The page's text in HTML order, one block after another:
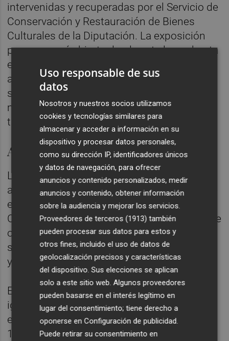
intervenidas y recuperadas por el Servicio de
Conservación y Restauración de Bienes
Culturales de la Diputación. La exposición
permanecerá abierta desde este lunes hasta
el próximo mes de julio. El horario de
apertura en ambas sedes será de lunes a
sábado de 11.30 a 13.30 horas por la
mañana y de 17.30 a 20.30 horas por la
tarde.
Antigua iglesia de San Miguel
La antigua iglesia de San Miguel, construida
a finales del siglo XVII y que acoge la sala de
exposiciones San Miguel de la Fundación
Caja Castellón, mostrará 32 obras, de las que
once son esculturas, nueve pinturas, seis
son de orfebrería, dos de papel, dos de textil
y dos de cerámica.
Entre las obras se encuentra el retablo de la
iglesia de la Sangre de Vilafamés, obra del
escultor de Vila-real Josep Sebastià, de
1696; el frontal de la iglesia del convento de
Uso responsable de sus
datos
Nosotros y nuestros socios utilizamos
cookies y tecnologías similares para
almacenar y acceder a información en su
dispositivo y procesar datos personales,
como su dirección IP, identificadores únicos
y datos de navegación, para ofrecer
anuncios y contenido personalizados, medir
anuncios y contenido, obtener información
sobre la audiencia y mejorar los servicios.
Proveedores de terceros (1913) también
pueden procesar sus datos para estos y
otros fines, incluido el uso de datos de
geolocalización precisos y características
del dispositivo. Sus elecciones se aplican
solo a este sitio web. Algunos proveedores
pueden basarse en el interés legítimo en
lugar del consentimiento; tiene derecho a
oponerse enConfiguración de publicidad.
Puede retirar su consentimiento en